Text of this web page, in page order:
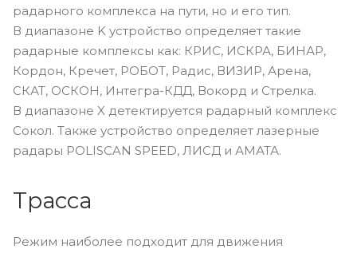
радарного комплекса на пути, но и его тип.
В диапазоне K устройство определяет такие
радарные комплексы как: КРИС, ИСКРА, БИНАР,
Кордон, Кречет, РОБОТ, Радис, ВИЗИР, Арена,
СКАТ, ОСКОН, Интегра-КДД, Вокорд и Стрелка.
В диапазоне X детектируется радарный комплекс
Сокол. Также устройство определяет лазерные
радары POLISCAN SPEED, ЛИСД и АМАТА.
Трасса
Режим наиболее подходит для движения